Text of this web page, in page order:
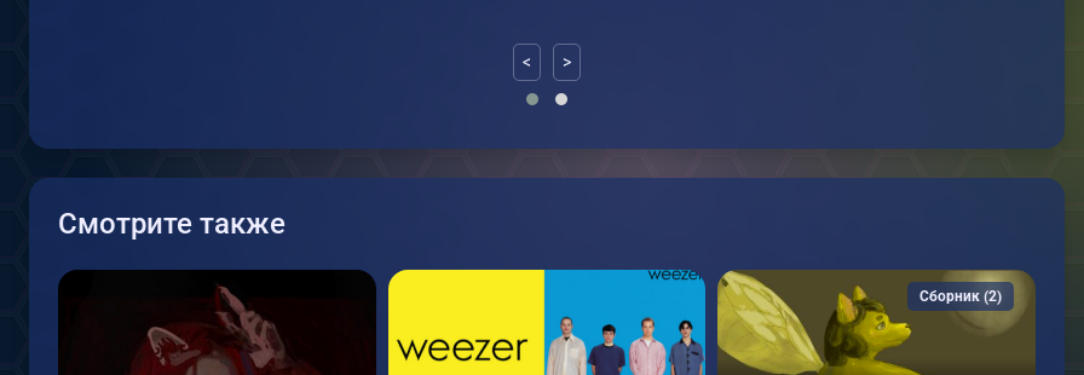
< >
Смотрите также
Сборник (2)